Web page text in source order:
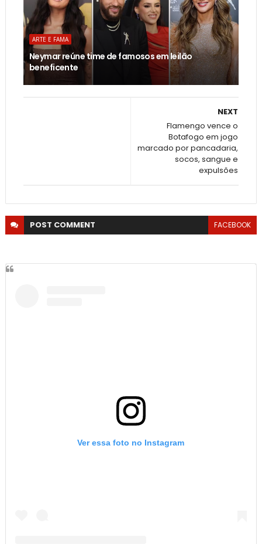
ARTE E FAMA
Neymar reúne time de famosos em leilão
beneficente
NEXT
Flamengo vence o
Botafogo em jogo
marcado por pancadaria,
socos, sangue e
expulsões
POST COMMENT FACEBOOK
Ver essa foto no Instagram